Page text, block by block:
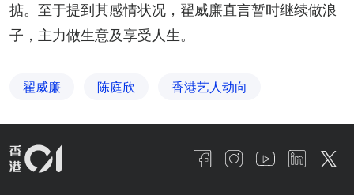
掂。至于提到其感情状况，翟威廉直言暂时继续做浪
子，主力做生意及享受人生。
翟威廉 陈庭欣 香港艺人动向